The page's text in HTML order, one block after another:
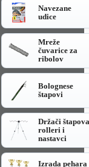
Navezane
udice
Mreže
čuvarice za
ribolov
Bolognese
štapovi
Držači štapova
rolleri i
nastavci
Izrada pehara